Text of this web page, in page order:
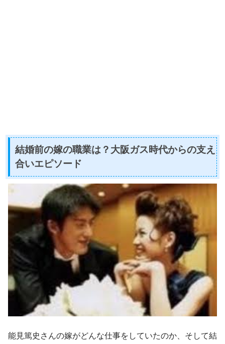
結婚前の嫁の職業は？大阪ガス時代からの支え
合いエピソード
能見篤史さんの嫁がどんな仕事をしていたのか、そして結